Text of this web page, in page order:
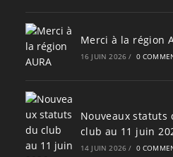
Merci à la région
16 JUIN 2026 / 0
Nouveaux statuts
club au 11 juin
14 JUIN 2026 / 0